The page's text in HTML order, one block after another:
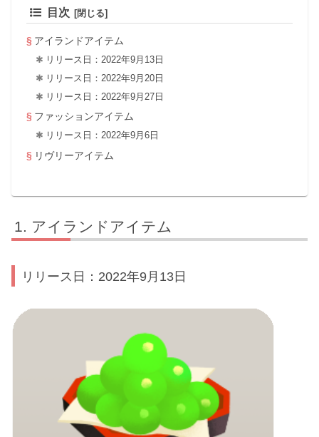
目次
アイランドアイテム
リリース日：2022年9月13日
リリース日：2022年9月20日
リリース日：2022年9月27日
ファッションアイテム
リリース日：2022年9月6日
リヴリーアイテム
アイランドアイテム
リリース日：2022年9月13日